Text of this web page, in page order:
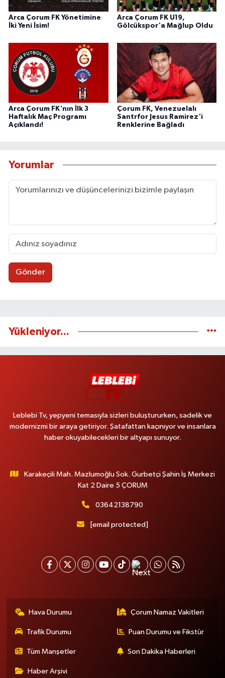
Arca Çorum FK Yönetimine
İki Yeni İsim!
Arca Çorum FK U19,
Gölcükspor'a Mağlup Oldu
Arca Çorum FK'nın İlk 3
Haftalık Maç Programı
Açıklandı!
Çorum FK, Venezuelalı
Santrfor Jesus Ramirez'i
Renklerine Bağladı
Yorumlar
Gönder
Yükleniyor...
Leblebi Tv, yepyeni temasıyla sizleri buluştururken, sadelik ve
modernizmi bir araya getiriyor. Şatafattan kaçınıyor ve insanlara
haber okuyabilecekleri bir altyapı sunuyor.
Karakeçili Mah. Mazlumoğlu Sok. Gurbetçi Şahin İş Merkezi
Kat 2 Daire 5 ÇORUM
03642138790
[email protected]
Hava Durumu Çorum Namaz Vakitleri
Trafik Durumu Puan Durumu ve Fikstür
Tüm Manşetler Son Dakika Haberleri
Haber Arşivi